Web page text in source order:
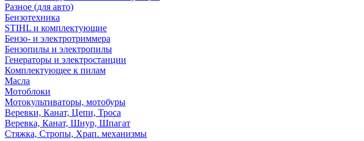
Разное (для авто)
Бензотехника
STIHL и комплектующие
Бензо- и электротриммера
Бензопилы и электропилы
Генераторы и электростанции
Комплектующее к пилам
Масла
Мотоблоки
Мотокультиваторы, мотобуры
Веревки, Канат, Цепи, Троса
Веревка, Канат, Шнур, Шпагат
Стяжка, Стропы, Храп. механизмы